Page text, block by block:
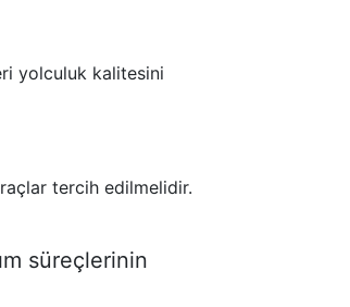
yolculuk kalitesini
tercih edilmelidir.
süreçlerinin